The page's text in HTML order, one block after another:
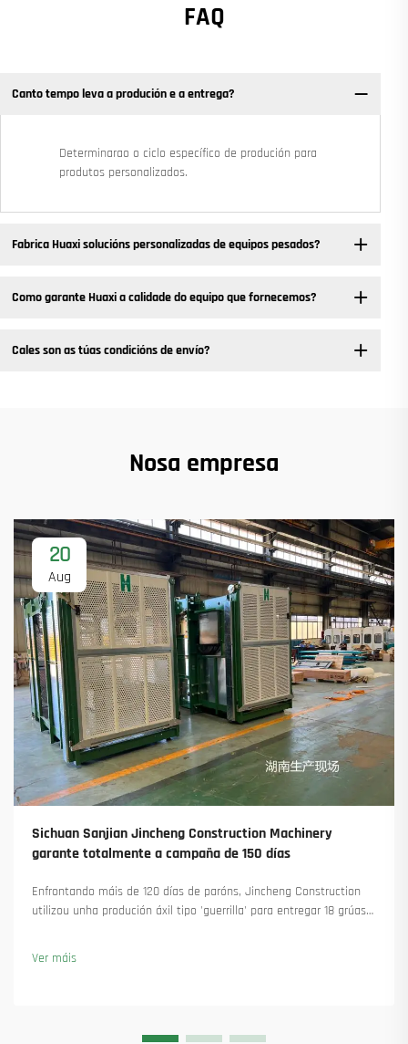
FAQ
Canto tempo leva a produción e a entrega?
Determinarao o ciclo específico de produción para
produtos personalizados.
Fabrica Huaxi solucións personalizadas de equipos pesados? ​
Como garante Huaxi a calidade do equipo que fornecemos?
Cales son as túas condicións de envío?
Nosa empresa
20
Aug
Sichuan Sanjian Jincheng Construction Machinery
garante totalmente a campaña de 150 días
Enfrontando máis de 120 días de paróns, Jincheng Construction
utilizou unha produción áxil tipo 'guerrilla' para entregar 18 grúas
manteu a produción en marcha. Saiba máis.
Ver máis